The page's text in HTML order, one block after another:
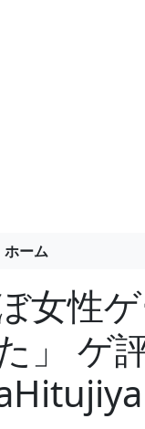
ホーム
ぼ女性
」 ゲ